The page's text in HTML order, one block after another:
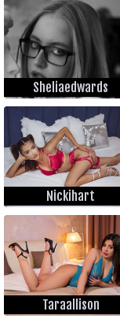
Sheliaedwards
Nickihart
Taraallison